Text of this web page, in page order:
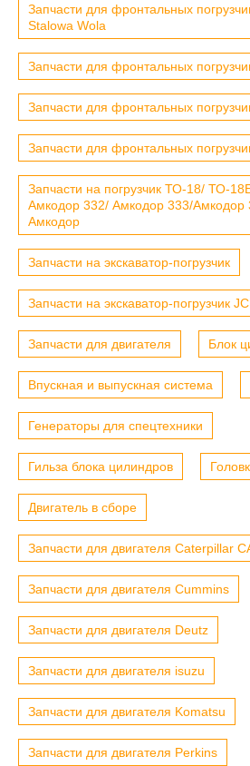
Запчасти для фронтальных
Stalowa Wola
Запчасти для фронтальных
Запчасти для фронтальных
Запчасти для фронтальных
Запчасти на погрузчик ТО-18/ ТО-
Амкодор 332/ Амкодор 333/Амкодор
Амкодор
Запчасти на экскаватор-погрузчик
Запчасти на экскаватор-погрузчик
Запчасти для двигателя Блок
Впускная и выпускная система
Генераторы для спецтехники
Гильза блока цилиндров
Двигатель в сборе
Запчасти для двигателя Caterpillar
Запчасти для двигателя Cummins
Запчасти для двигателя Deutz
Запчасти для двигателя isuzu
Запчасти для двигателя Komatsu
Запчасти для двигателя Perkins